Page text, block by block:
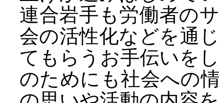
連合岩手も労働者の
会の活性化などを通
てもらうお手伝いを
のためにも社会への